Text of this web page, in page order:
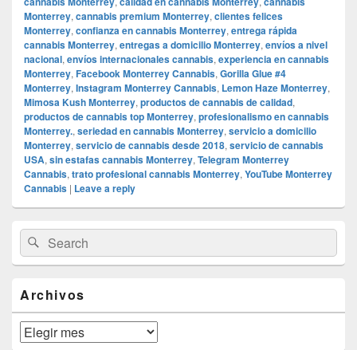
Monterrey, cannabis premium Monterrey, clientes felices
Monterrey, confianza en cannabis Monterrey, entrega rápida
cannabis Monterrey, entregas a domicilio Monterrey, envíos a nivel
nacional, envíos internacionales cannabis, experiencia en cannabis
Monterrey, Facebook Monterrey Cannabis, Gorilla Glue #4
Monterrey, Instagram Monterrey Cannabis, Lemon Haze Monterrey,
Mimosa Kush Monterrey, productos de cannabis de calidad,
productos de cannabis top Monterrey, profesionalismo en cannabis
Monterrey., seriedad en cannabis Monterrey, servicio a domicilio
Monterrey, servicio de cannabis desde 2018, servicio de cannabis
USA, sin estafas cannabis Monterrey, Telegram Monterrey
Cannabis, trato profesional cannabis Monterrey, YouTube Monterrey
Cannabis | Leave a reply
Primary
Sidebar
Widget
Area
Search
for:
Search
Archivos
Archivos